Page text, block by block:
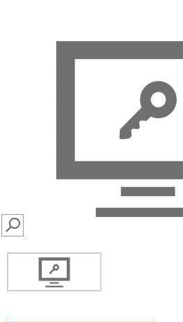
SEARCH